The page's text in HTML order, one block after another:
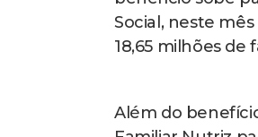
Social, neste
18,65 milhões de
Além do